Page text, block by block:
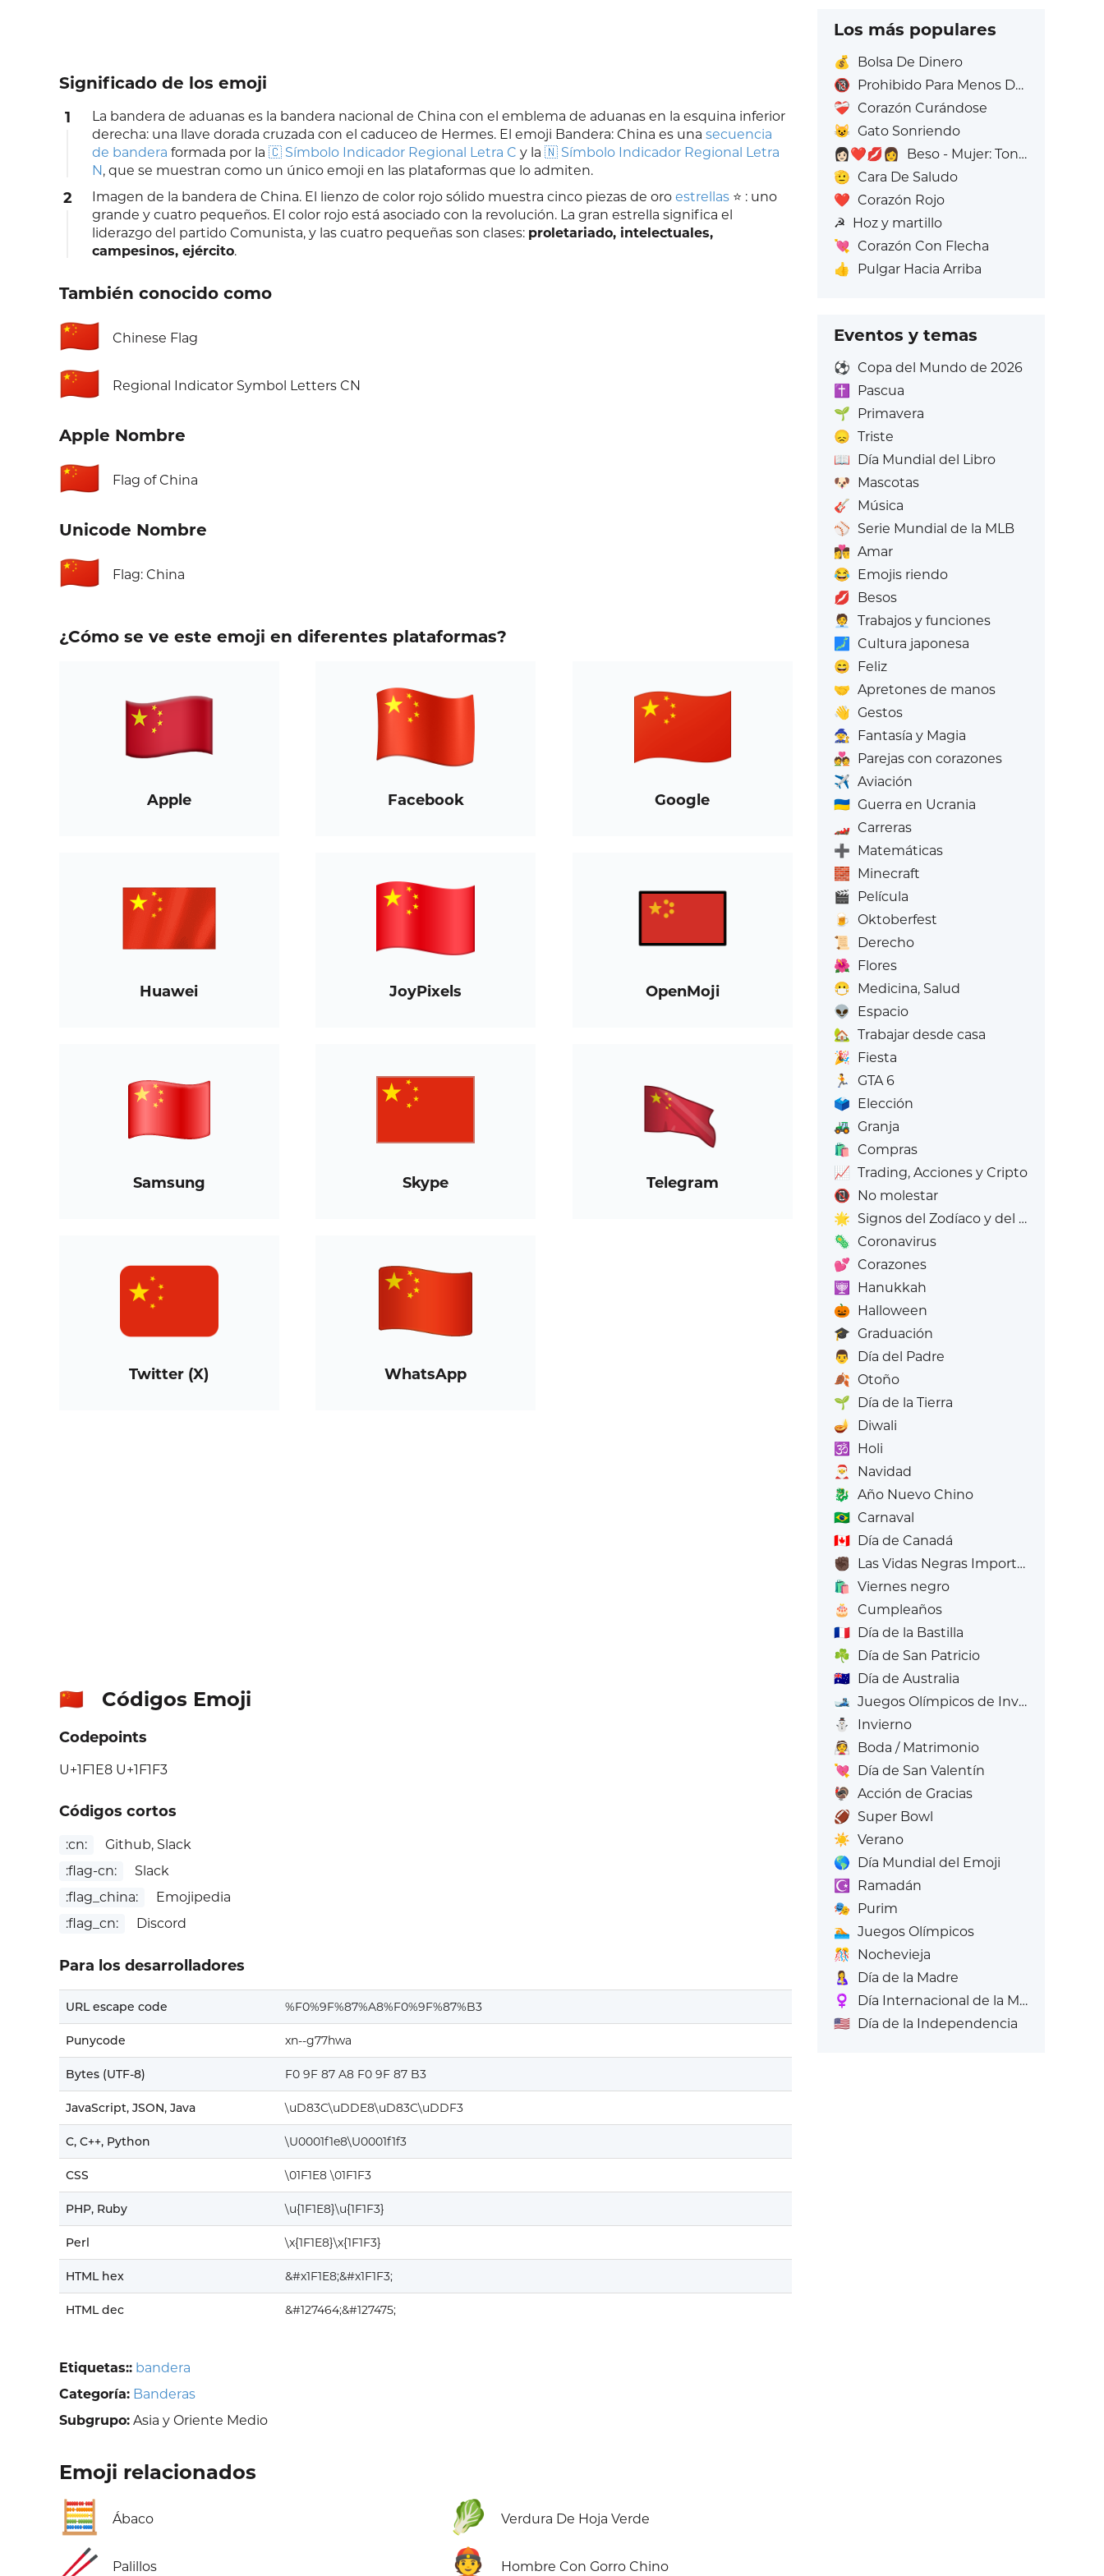
Significado de los emoji
1
La bandera de aduanas es la bandera nacional de China con el emblema de aduanas en la esquina inferior
derecha: una llave dorada cruzada con el caduceo de Hermes. El emoji Bandera: China es una secuencia
de bandera formada por la 🇨 Símbolo Indicador Regional Letra C y la 🇳 Símbolo Indicador Regional Letra
N , que se muestran como un único emoji en las plataformas que lo admiten.
2 Imagen de la bandera de China. El lienzo de color rojo sólido muestra cinco piezas de oro estrellas ⭐ : uno
grande y cuatro pequeños. El color rojo está asociado con la revolución. La gran estrella significa el
liderazgo del partido Comunista, y las cuatro pequeñas son clases: proletariado, intelectuales,
campesinos, ejército.
También conocido como
🇨🇳 Chinese Flag
🇨🇳 Regional Indicator Symbol Letters CN
Apple Nombre
🇨🇳 Flag of China
Unicode Nombre
🇨🇳 Flag: China
¿Cómo se ve este emoji en diferentes plataformas?
Apple Facebook Google
Huawei JoyPixels OpenMoji
Samsung Skype Telegram
Twitter (X) WhatsApp
🇨🇳 Códigos Emoji
Codepoints
U+1F1E8 U+1F1F3
Códigos cortos
:cn:
Github, Slack
:flag-cn:
Slack
:flag_china:
Emojipedia
:flag_cn:
Discord
Para los desarrolladores
URL escape code %F0%9F%87%A8%F0%9F%87%B3
Punycode xn--g77hwa
Bytes (UTF-8) F0 9F 87 A8 F0 9F 87 B3
JavaScript, JSON, Java \uD83C\uDDE8\uD83C\uDDF3
C, C++, Python \U0001f1e8\U0001f1f3
CSS \01F1E8 \01F1F3
PHP, Ruby \u{1F1E8}\u{1F1F3}
Perl \x{1F1E8}\x{1F1F3}
HTML hex &#x1F1E8;&#x1F1F3;
HTML dec &#127464;&#127475;
Etiquetas:: bandera
Categoría: Banderas
Subgrupo: Asia y Oriente Medio
Emoji relacionados
🧮 Ábaco
🥢 Palillos
🥬 Verdura De Hoja Verde
👲 Hombre Con Gorro Chino
Los más populares
💰
Bolsa De Dinero
🔞 Prohibido Para Menos De 18 Años
❤️‍🩹 Corazón Curándose
😺 Gato Sonriendo
👩🏻‍❤️‍💋‍👩
Beso - Mujer: Tono de piel claro, Mujer: Sin Tono de Piel
🫡 Cara De Saludo
❤️ Corazón Rojo
☭ Hoz y martillo
💘 Corazón Con Flecha
👍
Pulgar Hacia Arriba
Eventos y temas
⚽ Copa del Mundo de 2026
✝️
Pascua
🌱 Primavera
😞 Triste
📖 Día Mundial del Libro
🐶 Mascotas
🎸 Música
⚾ Serie Mundial de la MLB
👩‍❤️‍💋‍👨 Amar
😂 Emojis riendo
💋 Besos
🧑‍💼
Trabajos y funciones
🗾 Cultura japonesa
😄 Feliz
🤝 Apretones de manos
👋 Gestos
🧙 Fantasía y Magia
💑 Parejas con corazones
✈️ Aviación
🇺🇦 Guerra en Ucrania
🏎️ Carreras
➕ Matemáticas
🧱 Minecraft
🎬 Película
🍺
Oktoberfest
📜
Derecho
🌺 Flores
😷 Medicina, Salud
👽
Espacio
🏡 Trabajar desde casa
🎉 Fiesta
🏃
GTA 6
🗳️ Elección
🚜 Granja
🛍️ Compras
📈 Trading, Acciones y Cripto
📵 No molestar
🌟 Signos del Zodíaco y del Zodíaco
🦠 Coronavirus
💕 Corazones
🕎
Hanukkah
🎃 Halloween
🎓 Graduación
👨
Día del Padre
🍂 Otoño
🌱 Día de la Tierra
🪔
Diwali
🕉️
Holi
🎅
Navidad
🐉 Año Nuevo Chino
🇧🇷 Carnaval
🇨🇦 Día de Canadá
✊🏿 Las Vidas Negras Importan
🛍️ Viernes negro
🎂
Cumpleaños
🇫🇷 Día de la Bastilla
☘️ Día de San Patricio
🇦🇺 Día de Australia
🎿 Juegos Olímpicos de Invierno
⛄
Invierno
👰 Boda / Matrimonio
💘 Día de San Valentín
🦃 Acción de Gracias
🏈 Super Bowl
☀️ Verano
🌎 Día Mundial del Emoji
☪️
Ramadán
🎭 Purim
🏊 Juegos Olímpicos
🎊
Nochevieja
🤱
Día de la Madre
♀️
Día Internacional de la Mujer
🇺🇸 Día de la Independencia